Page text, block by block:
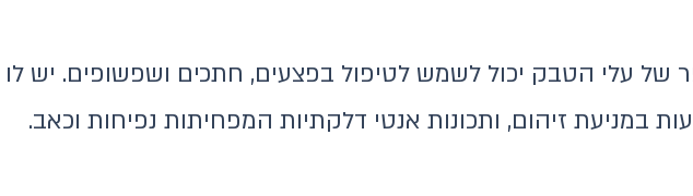
של עלי הטבק יכול לשמש לטיפול בפצעים, חתכים ושפשופים. יש לו
במניעת זיהום, ותכונות אנטי דלקתיות המפחיתות נפיחות וכאב.